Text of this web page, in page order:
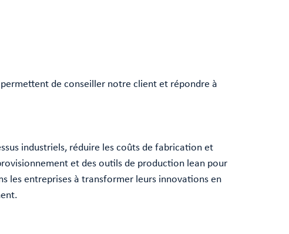
de conseiller notre client et répondre à
industriels, réduire les coûts de fabrication et
et des outils de production lean pour
les entreprises à transformer leurs innovations en